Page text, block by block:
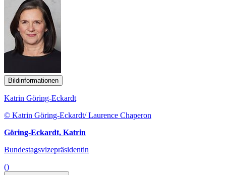
Bildinformationen
Katrin Göring-Eckardt
© Katrin Göring-Eckardt/ Laurence Chaperon
Göring-Eckardt, Katrin
Bundestagsvizepräsidentin
()